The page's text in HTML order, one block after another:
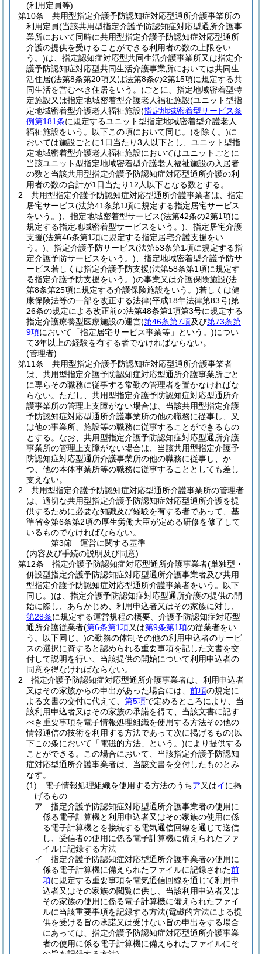
(利用定員等)
第10条
共用型指定介護予防認知症対応型通所介護事業所の
利用定員(当該共用型指定介護予防認知症対応型通所介護事
業所において同時に共用型指定介護予防認知症対応型通所
介護の提供を受けることができる利用者の数の上限をい
う。)は、指定認知症対応型共同生活介護事業所又は指定介
護予防認知症対応型共同生活介護事業所においては共同生
活住居(法第8条第20項又は法第8条の2第15項に規定する共
同生活を営むべき住居をいう。)ごとに、指定地域密着型特
定施設又は指定地域密着型介護老人福祉施設(ユニット型指
定地域密着型介護老人福祉施設(指定地域密着型サービス条
例第181条に規定するユニット型指定地域密着型介護老人
福祉施設をいう。以下この項において同じ。)を除く。)に
おいては施設ごとに1日当たり3人以下とし、ユニット型指
定地域密着型介護老人福祉施設においてはユニットごとに
当該ユニット型指定地域密着型介護老人福祉施設の入居者
の数と当該共用型指定介護予防認知症対応型通所介護の利
用者の数の合計が1日当たり12人以下となる数とする。
2
共用型指定介護予防認知症対応型通所介護事業者は、指定
居宅サービス(法第41条第1項に規定する指定居宅サービス
をいう。) 、指定地域密着型サービス(法第42条の2第1項に
規定する指定地域密着型サービスをいう。) 、指定居宅介護
支援(法第46条第1項に規定する指定居宅介護支援をい
う。) 、指定介護予防サービス(法第53条第1項に規定する指
定介護予防サービスをいう。) 、指定地域密着型介護予防サ
ービス若しくは指定介護予防支援(法第58条第1項に規定す
る指定介護予防支援をいう。)の事業又は介護保険施設(法
第8条第25項に規定する介護保険施設をいう。)若しくは健
康保険法等の一部を改正する法律(平成18年法律第83号)第
26条の規定による改正前の法第48条第1項第3号に規定する
指定介護療養型医療施設の運営(第46条第7項及び第73条第
9項において「指定居宅サービス事業等」という。)につい
て3年以上の経験を有する者でなければならない。
(管理者)
第11条
共用型指定介護予防認知症対応型通所介護事業者
は、共用型指定介護予防認知症対応型通所介護事業所ごと
に専らその職務に従事する常勤の管理者を置かなければな
らない。 ただし、共用型指定介護予防認知症対応型通所介
護事業所の管理上支障がない場合は、当該共用型指定介護
予防認知症対応型通所介護事業所の他の職務に従事し、又
は他の事業所、施設等の職務に従事することができるもの
とする。 なお、共用型指定介護予防認知症対応型通所介護
事業所の管理上支障がない場合は、当該共用型指定介護予
防認知症対応型通所介護事業所の他の職務に従事し、か
つ、他の本体事業所等の職務に従事することとしても差し
支えない。
2
共用型指定介護予防認知症対応型通所介護事業所の管理者
は、適切な共用型指定介護予防認知症対応型通所介護を提
供するために必要な知識及び経験を有する者であって、基
準省令第6条第2項の厚生労働大臣が定める研修を修了して
いるものでなければならない。
第3節
運営に関する基準
(内容及び手続の説明及び同意)
第12条
指定介護予防認知症対応型通所介護事業者(単独型・
併設型指定介護予防認知症対応型通所介護事業者及び共用
型指定介護予防認知症対応型通所介護事業者をいう。以下
同じ。)は、指定介護予防認知症対応型通所介護の提供の開
始に際し、あらかじめ、利用申込者又はその家族に対し、
第28条に規定する運営規程の概要、介護予防認知症対応型
通所介護従業者(第6条第1項又は第9条第1項の従業者をい
う。以下同じ。)の勤務の体制その他の利用申込者のサービ
スの選択に資すると認められる重要事項を記した文書を交
付して説明を行い、当該提供の開始について利用申込者の
同意を得なければならない。
2
指定介護予防認知症対応型通所介護事業者は、利用申込者
又はその家族からの申出があった場合には、 前項の規定に
よる文書の交付に代えて、 第5項で定めるところにより、当
該利用申込者又はその家族の承諾を得て、当該文書に記す
べき重要事項を電子情報処理組織を使用する方法その他の
情報通信の技術を利用する方法であって次に掲げるもの(以
下この条において「電磁的方法」という。)により提供する
ことができる。
この場合において、当該指定介護予防認知
症対応型通所介護事業者は、当該文書を交付したものとみ
なす。
(1)
電子情報処理組織を使用する方法のうちア又はイに掲
げるもの
ア
指定介護予防認知症対応型通所介護事業者の使用に
係る電子計算機と利用申込者又はその家族の使用に係
る電子計算機とを接続する電気通信回線を通じて送信
し、受信者の使用に係る電子計算機に備えられたファ
イルに記録する方法
イ
指定介護予防認知症対応型通所介護事業者の使用に
係る電子計算機に備えられたファイルに記録された前
項に規定する重要事項を電気通信回線を通じて利用申
込者又はその家族の閲覧に供し、当該利用申込者又は
その家族の使用に係る電子計算機に備えられたファイ
ルに当該重要事項を記録する方法(電磁的方法による提
供を受ける旨の承諾又は受けない旨の申出をする場合
にあっては、指定介護予防認知症対応型通所介護事業
者の使用に係る電子計算機に備えられたファイルにそ